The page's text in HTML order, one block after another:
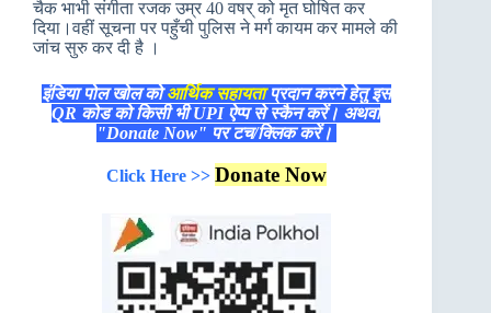
चैक भाभी संगीता रजक उम्र 40 वषर् को मृत घोषित कर
दिया।वहीं सूचना पर पहुँची पुलिस ने मर्ग कायम कर मामले की
जांच सुरु कर दी है ।
इंडिया पोल खोल कोआर्थिक सहायताप्रदान करने हेतु इस
QR कोड को किसी भी UPI ऐप्प से स्कैन करें। अथवा
"Donate Now" पर टच/क्लिक करें।
Click Here >> Donate Now